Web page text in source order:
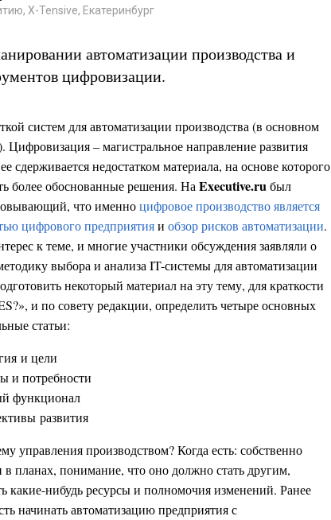
X-Tensive, Екатеринбург
автоматизации производства и
цифровизации.
систем для автоматизации производства (в основном
Цифровизация – магистральное направление развития
недостатком материала, на основе которого
более обоснованные решения. На Executive.ruбыл
что именноцифровое производство является
цифрового предприятияи обзор рисков автоматизации.
к теме, и многие участники обсуждения заявляли о
выбора и анализа IT-системы для автоматизации
некоторый материал на эту тему, для краткости
и по совету редакции, определить четыре основных
статьи:
и цели
и потребности
функционал
развития
управления производством? Когда есть: собственно
планах, понимание, что оно должно стать другим,
какие-нибудь ресурсы и полномочия изменений. Ранее
начинать автоматизацию предприятия с